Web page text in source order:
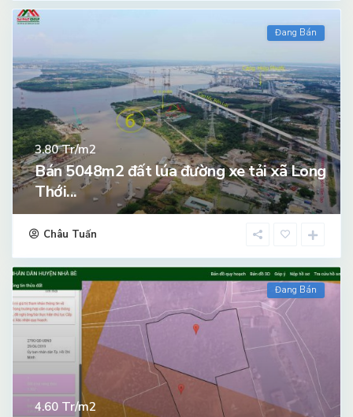
Đang Bán
3.80Tr/m2
Bán 5048m2 đất lúa đường xe tải xã Long
Thới...
Châu Tuấn
Đang Bán
4.60 Tr/m2